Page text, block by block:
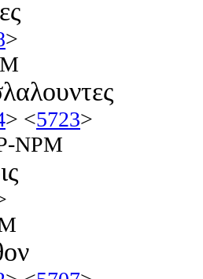
>
> <5723>
NPM